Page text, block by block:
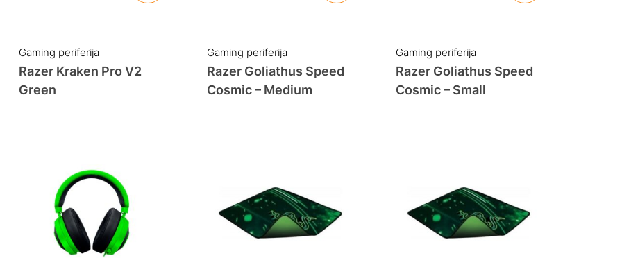
Gaming periferija
Razer Kraken Pro V2
Green
Gaming periferija
Razer Goliathus Speed
Cosmic – Medium
Gaming periferija
Razer Goliathus Speed
Cosmic – Small